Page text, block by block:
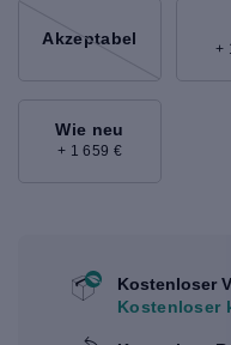
Akzeptabel
+
Wie neu
+ 1 659 €
Kostenloser
Kostenloser